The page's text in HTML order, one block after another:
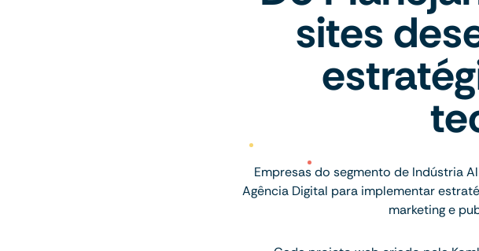
sites
Empresas do segmento de Indústria
Agência Digital para implementar
marketing e